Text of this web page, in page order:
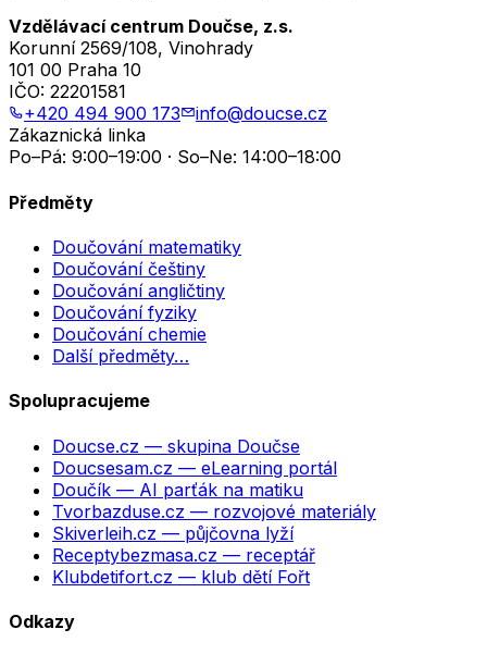
Vzdělávací centrum Doučse, z.s.
Korunní 2569/108, Vinohrady
101 00 Praha 10
IČO: 22201581
+420 494 900 173
info@doucse.cz
Zákaznická linka
Po–Pá: 9:00–19:00 · So–Ne: 14:00–18:00
Předměty
Doučování matematiky
Doučování češtiny
Doučování angličtiny
Doučování fyziky
Doučování chemie
Další předměty…
Spolupracujeme
Doucse.cz — skupina Doučse
Doucsesam.cz — eLearning portál
Doučík — AI parťák na matiku
Tvorbazduse.cz — rozvojové materiály
Skiverleih.cz — půjčovna lyží
Receptybezmasa.cz — receptář
Klubdetifort.cz — klub dětí Fořt
Odkazy